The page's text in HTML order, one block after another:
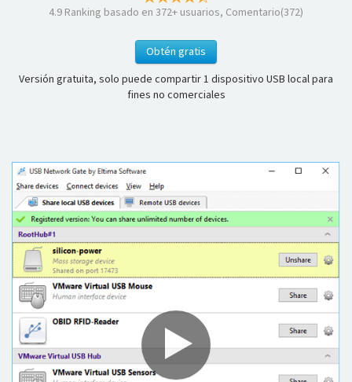
4.9 Ranking basado en 372+ usuarios, Comentario(372)
Obtén gratis
Versión gratuita, solo puede compartir 1 dispositivo USB local para
fines no comerciales